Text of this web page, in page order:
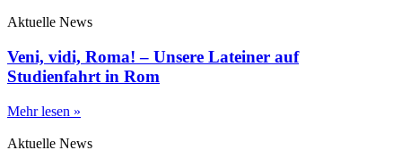
Aktuelle News
Veni, vidi, Roma! – Unsere Lateiner auf
Studienfahrt in Rom
Mehr lesen »
Aktuelle News